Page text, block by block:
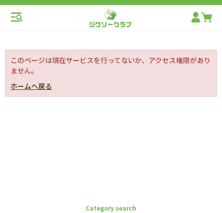
このページは現在サービスを行ってないか、アクセス権限があり
ません。
ホームへ戻る
Category search